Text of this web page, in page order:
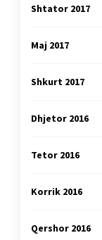
Shtator 2017
Maj 2017
Shkurt 2017
Dhjetor 2016
Tetor 2016
Korrik 2016
Qershor 2016